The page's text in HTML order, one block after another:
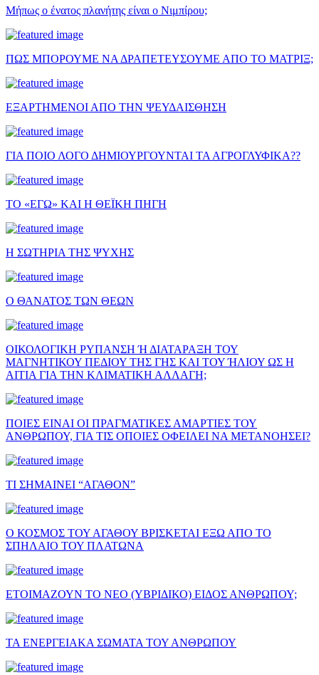
Μήπως ο ένατος πλανήτης είναι ο Νιμπίρου;
ΠΩΣ ΜΠΟΡΟΥΜΕ ΝΑ ΔΡΑΠΕΤΕΥΣΟΥΜΕ ΑΠΟ ΤΟ ΜΑΤΡΙΞ;
ΕΞΑΡΤΗΜΕΝΟΙ ΑΠΟ ΤΗΝ ΨΕΥΔΑΙΣΘΗΣΗ
ΓΙΑ ΠΟΙΟ ΛΟΓΟ ΔΗΜΙΟΥΡΓΟΥΝΤΑΙ ΤΑ ΑΓΡΟΓΛΥΦΙΚΑ??
ΤΟ «ΕΓΩ» ΚΑΙ Η ΘΕΪΚΗ ΠΗΓΗ
Η ΣΩΤΗΡΙΑ ΤΗΣ ΨΥΧΗΣ
Ο ΘΑΝΑΤΟΣ ΤΩΝ ΘΕΩΝ
ΟΙΚΟΛΟΓΙΚΗ ΡΥΠΑΝΣΗ Ή ΔΙΑΤΑΡΑΞΗ ΤΟΥ
ΜΑΓΝΗΤΙΚΟΥ ΠΕΔΙΟΥ ΤΗΣ ΓΗΣ ΚΑΙ ΤΟΥ ΉΛΙΟΥ ΩΣ Η
ΑΙΤΙΑ ΓΙΑ ΤΗΝ ΚΛΙΜΑΤΙΚΗ ΑΛΛΑΓΗ;
ΠΟΙΕΣ ΕΙΝΑΙ ΟΙ ΠΡΑΓΜΑΤΙΚΕΣ ΑΜΑΡΤΙΕΣ ΤΟΥ
ΑΝΘΡΩΠΟΥ, ΓΙΑ ΤΙΣ ΟΠΟΙΕΣ ΟΦΕΙΛΕΙ ΝΑ ΜΕΤΑΝΟΗΣΕΙ?
ΤΙ ΣΗΜΑΙΝΕΙ “ΑΓΑΘΟΝ”
Ο ΚΟΣΜΟΣ ΤΟΥ ΑΓΑΘΟΥ ΒΡΙΣΚΕΤΑΙ ΕΞΩ ΑΠΟ ΤΟ
ΣΠΗΛΑΙΟ ΤΟΥ ΠΛΑΤΩΝΑ
ΕΤΟΙΜΑΖΟΥΝ ΤΟ ΝΕΟ (ΥΒΡΙΔΙΚΟ) ΕΙΔΟΣ ΑΝΘΡΩΠΟΥ;
ΤΑ ΕΝΕΡΓΕΙΑΚΑ ΣΩΜΑΤΑ ΤΟΥ ΑΝΘΡΩΠΟΥ